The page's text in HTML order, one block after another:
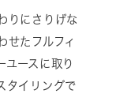
りにさりげな
せたフルフィ
ユースに取り
タイリングで